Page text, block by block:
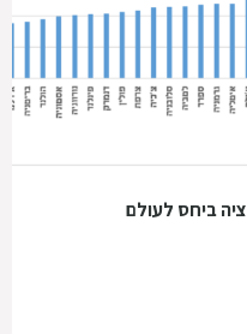
ביחס לעולם